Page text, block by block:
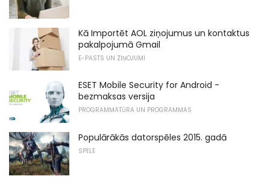
Kā Importēt AOL ziņojumus un kontaktus
pakalpojumā Gmail
E-PASTS UN ZIŅOJUMI
ESET Mobile Security for Android -
bezmaksas versija
PROGRAMMATŪRA UN PROGRAMMAS
Populārākās datorspēles 2015. gadā
SPĒLE